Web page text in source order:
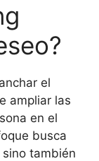
el
ampliar las
en el
busca
también